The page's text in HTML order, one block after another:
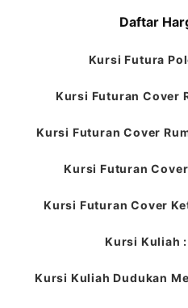
Daftar
Kursi Futura
Kursi Futuran Cover
Kursi Futuran Cover
Kursi Futuran
Kursi Futuran Cover
Kursi Kuliah
Kursi Kuliah Dudukan